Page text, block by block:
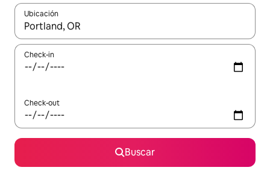
Ubicación
Cuando los resultados estén disponibles, navegá con las
Check-in
Check-out
Buscar